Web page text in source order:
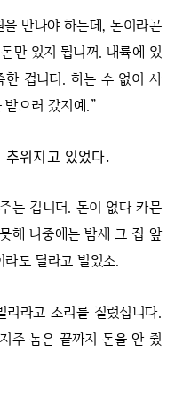
만나야 하는데, 돈이라곤
만 있지 뭡니꺼. 내륙에 있
한 겁니더. 하는 수 없이 사
으러 갔지예.”
추워지고 있었다.
는 깁니더. 돈이 없다 카믄
해 나중에는 밤새 그 집 앞
도 달라고 빌었소.
라고 소리를 질렀십니다.
주 놈은 끝까지 돈을 안 줬